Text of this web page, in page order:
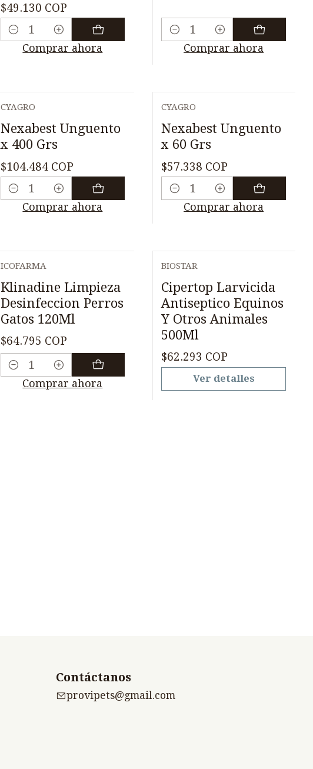
$49.130 COP
Cantidad
Comprar ahora
Cantidad
Comprar ahora
CYAGRO
Nexabest Unguento
x 400 Grs
$104.484 COP
Cantidad
Comprar ahora
CYAGRO
Nexabest Unguento
x 60 Grs
$57.338 COP
Cantidad
Comprar ahora
ICOFARMA
Klinadine Limpieza
Desinfeccion Perros
Gatos 120Ml
$64.795 COP
Cantidad
Comprar ahora
BIOSTAR
Cipertop Larvicida
Antiseptico Equinos
Y Otros Animales
500Ml
$62.293 COP
Ver detalles
Contáctanos
provipets@gmail.com